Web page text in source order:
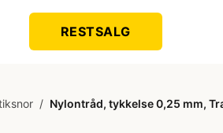
RESTSALG
/ Nylontråd, tykkelse 0,25 mm,